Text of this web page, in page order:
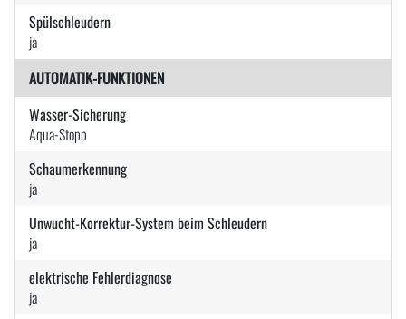
Spülschleudern
ja
AUTOMATIK-FUNKTIONEN
Wasser-Sicherung
Aqua-Stopp
Schaumerkennung
ja
Unwucht-Korrektur-System beim Schleudern
ja
elektrische Fehlerdiagnose
ja